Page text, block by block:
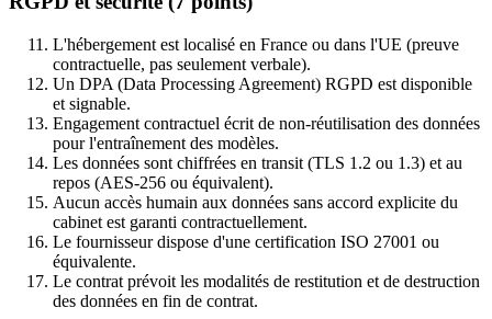
L'hébergement est localisé en France ou dans l'UE (preuve
contractuelle, pas seulement verbale).
Un DPA (Data Processing Agreement) RGPD est disponible
et signable.
Engagement contractuel écrit de non-réutilisation des données
pour l'entraînement des modèles.
Les données sont chiffrées en transit (TLS 1.2 ou 1.3) et au
repos (AES-256 ou équivalent).
Aucun accès humain aux données sans accord explicite du
cabinet est garanti contractuellement.
Le fournisseur dispose d'une certification ISO 27001 ou
équivalente.
Le contrat prévoit les modalités de restitution et de destruction
des données en fin de contrat.